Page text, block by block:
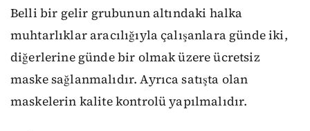
Belli bir gelir grubunun altındaki halka
muhtarlıklar aracılığıyla çalışanlara günde iki,
diğerlerine günde bir olmak üzere ücretsiz
maske sağlanmalıdır. Ayrıca satışta olan
maskelerin kalite kontrolü yapılmalıdır.